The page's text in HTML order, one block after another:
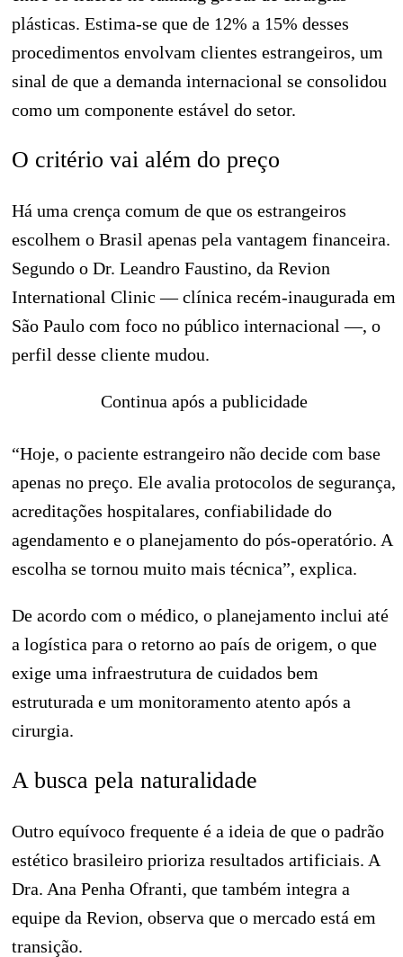
plásticas. Estima-se que de 12% a 15% desses
procedimentos envolvam clientes estrangeiros, um
sinal de que a demanda internacional se consolidou
como um componente estável do setor.
O critério vai além do preço
Há uma crença comum de que os estrangeiros
escolhem o Brasil apenas pela vantagem financeira.
Segundo o Dr. Leandro Faustino, da Revion
International Clinic — clínica recém-inaugurada em
São Paulo com foco no público internacional —, o
perfil desse cliente mudou.
Continua após a publicidade
“Hoje, o paciente estrangeiro não decide com base
apenas no preço. Ele avalia protocolos de segurança,
acreditações hospitalares, confiabilidade do
agendamento e o planejamento do pós-operatório. A
escolha se tornou muito mais técnica”, explica.
De acordo com o médico, o planejamento inclui até
a logística para o retorno ao país de origem, o que
exige uma infraestrutura de cuidados bem
estruturada e um monitoramento atento após a
cirurgia.
A busca pela naturalidade
Outro equívoco frequente é a ideia de que o padrão
estético brasileiro prioriza resultados artificiais. A
Dra. Ana Penha Ofranti, que também integra a
equipe da Revion, observa que o mercado está em
transição.